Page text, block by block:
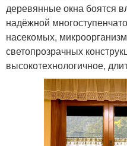
деревянные окна боятся
надёжной
насекомых,
светопрозрачных
высокотехнологичное,